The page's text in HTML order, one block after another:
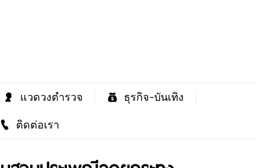
แวดวงตำรวจ ธุรกิจ-บันเทิง
ติดต่อเรา